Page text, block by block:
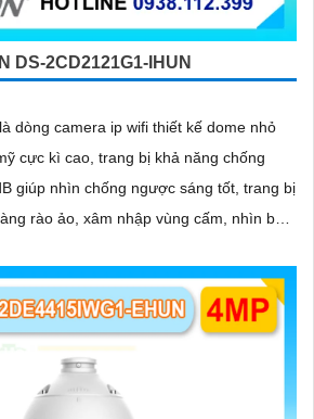
DS-2CD2121G1-IHUN
dòng camera ip wifi thiết kế dome nhỏ
cực kì cao, trang bị khả năng chống
giúp nhìn chống ngược sáng tốt, trang bị
rào ảo, xâm nhập vùng cấm, nhìn ban